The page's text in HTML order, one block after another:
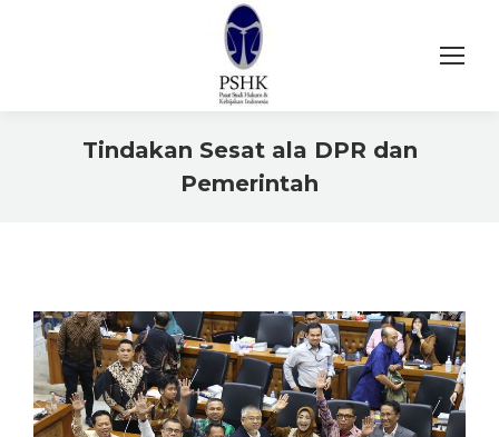
Tindakan Sesat ala DPR dan
Pemerintah